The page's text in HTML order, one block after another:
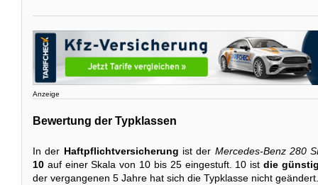
Anzeige
Bewertung der Typklassen
In der Haftpflichtversicherung ist der Mercedes-Benz 280
10 auf einer Skala von 10 bis 25 eingestuft. 10 ist die
der vergangenen 5 Jahre hat sich die Typklasse nicht geändert.